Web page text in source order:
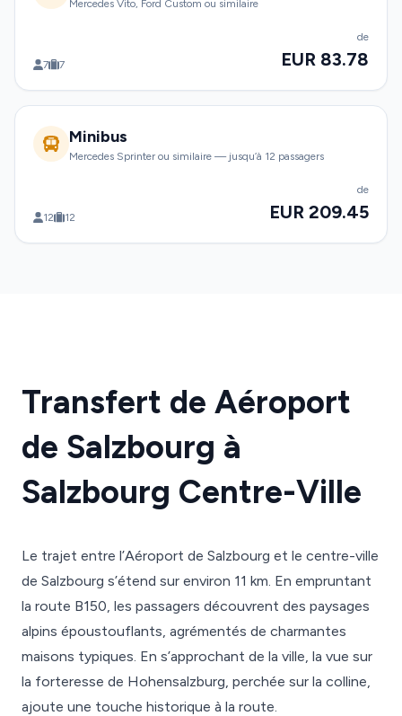
Mercedes Vito, Ford Custom ou similaire
7 7
de
EUR 83.78
Minibus
Mercedes Sprinter ou similaire — jusqu’à 12 passagers
12 12
de
EUR 209.45
Transfert de Aéroport
de Salzbourg à
Salzbourg Centre-Ville
Le trajet entre l’Aéroport de Salzbourg et le centre-ville
de Salzbourg s’étend sur environ 11 km. En empruntant
la route B150, les passagers découvrent des paysages
alpins époustouflants, agrémentés de charmantes
maisons typiques. En s’approchant de la ville, la vue sur
la forteresse de Hohensalzburg, perchée sur la colline,
ajoute une touche historique à la route.